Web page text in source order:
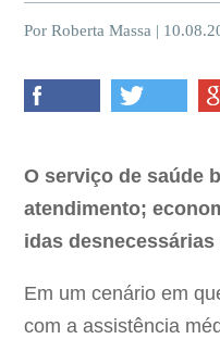
Por Roberta Massa |
O serviço de saúde
atendimento;
idas
Em um cenário em
com a assistência